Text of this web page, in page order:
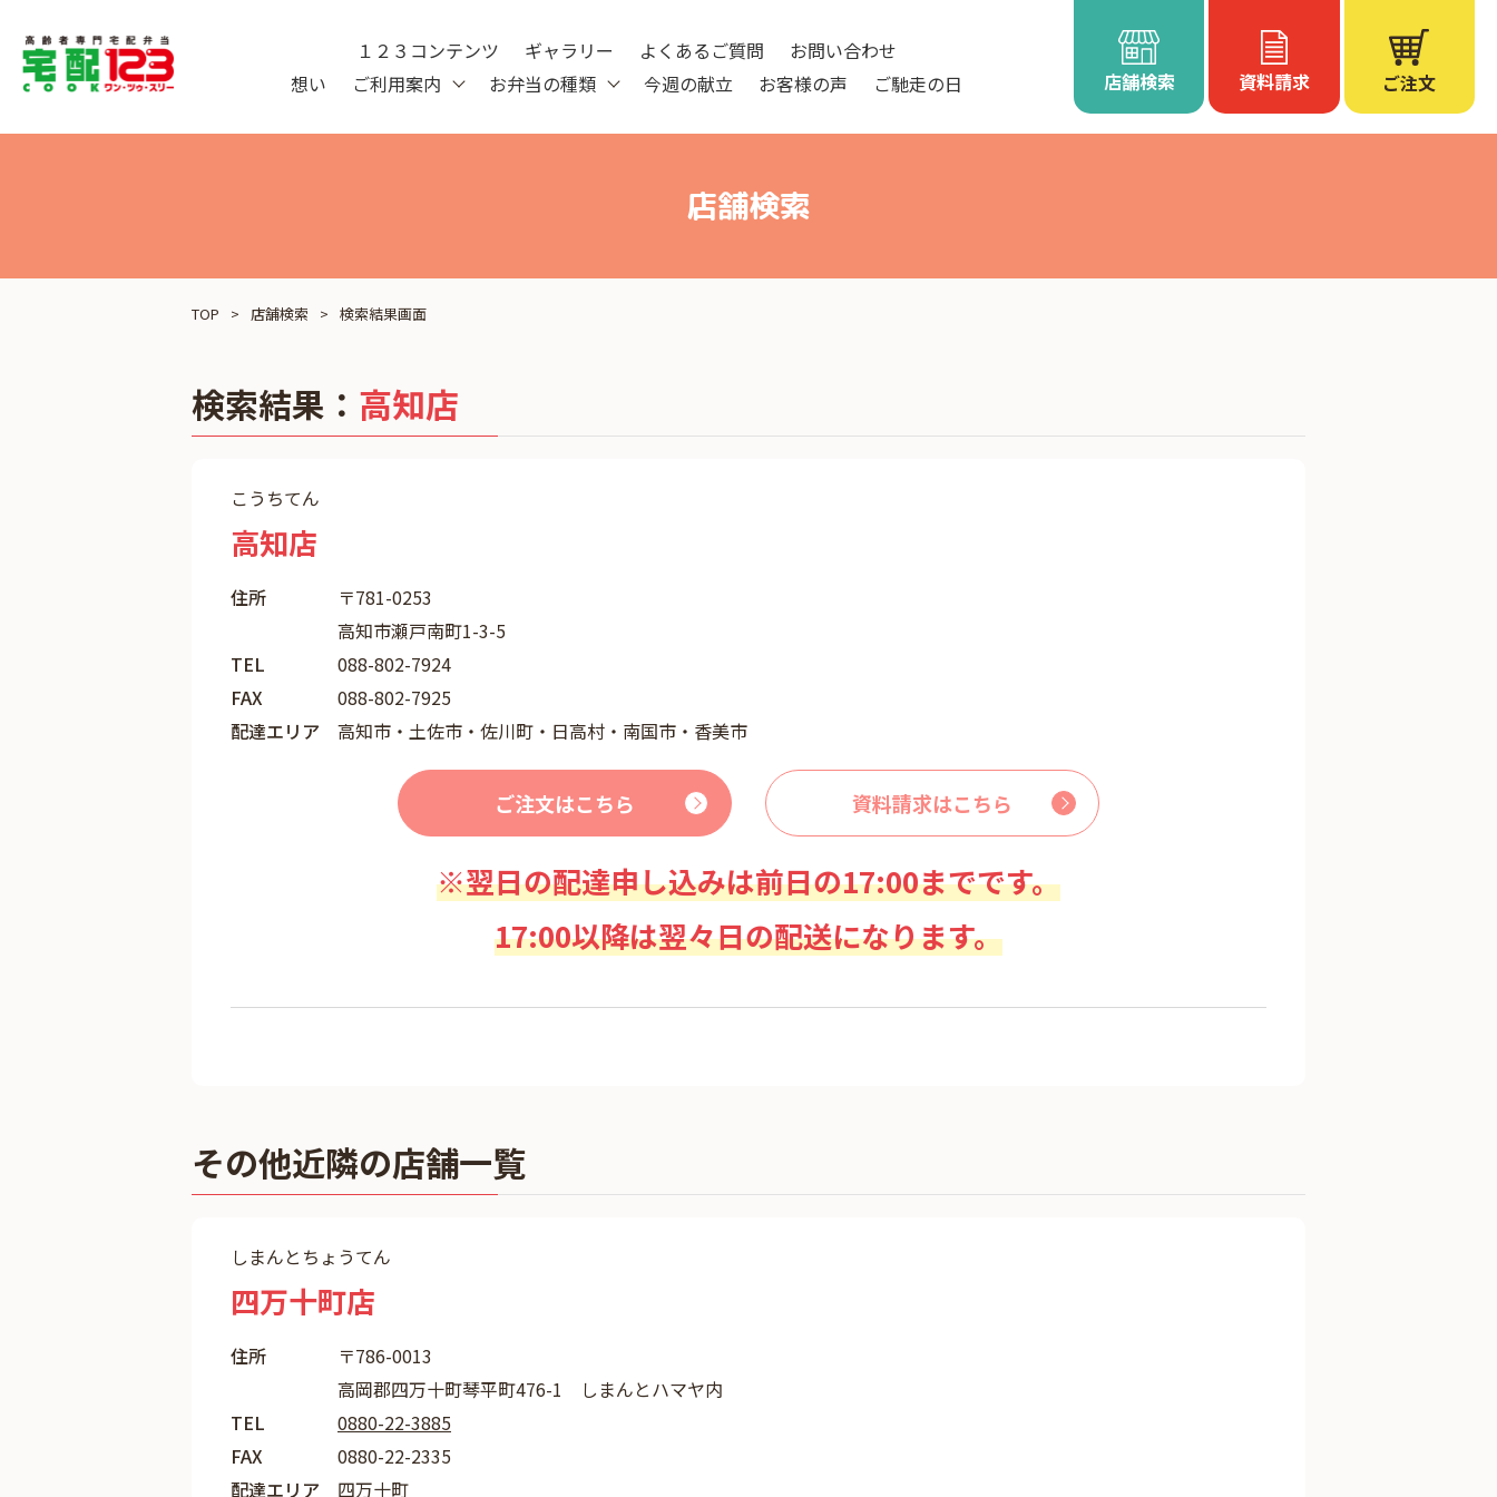
想い ご利用案内 お弁当の種類 今週の献立 お客様の声 ご馳走の日
１２３コンテンツ ギャラリー よくあるご質問
お問い合わせ
店舗検索
資料請求 ご注文
店舗検索
TOP 店舗検索 検索結果画面
検索結果： 高知店
こうちてん
高知店
住所
〒781-0253
高知市瀬戸南町1-3-5
TEL
088-802-7924
FAX
088-802-7925
配達エリア
高知市・土佐市・佐川町・日高村・南国市・香美市
ご注文はこちら 資料請求はこちら
※翌日の配達申し込みは前日の17:00までです。
17:00以降は翌々日の配送になります。
その他近隣の店舗一覧
しまんとちょうてん
四万十町店
住所
〒786-0013
高岡郡四万十町琴平町476-1 しまんとハマヤ内
TEL
0880-22-3885
FAX
0880-22-2335
配達エリア
四万十町